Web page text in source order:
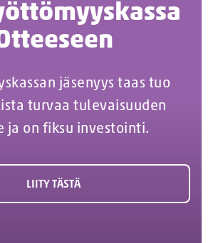
jäsenyys taas tuo
turvaa tulevaisuuden
ja on fiksu investointi.
LIITY TÄSTÄ